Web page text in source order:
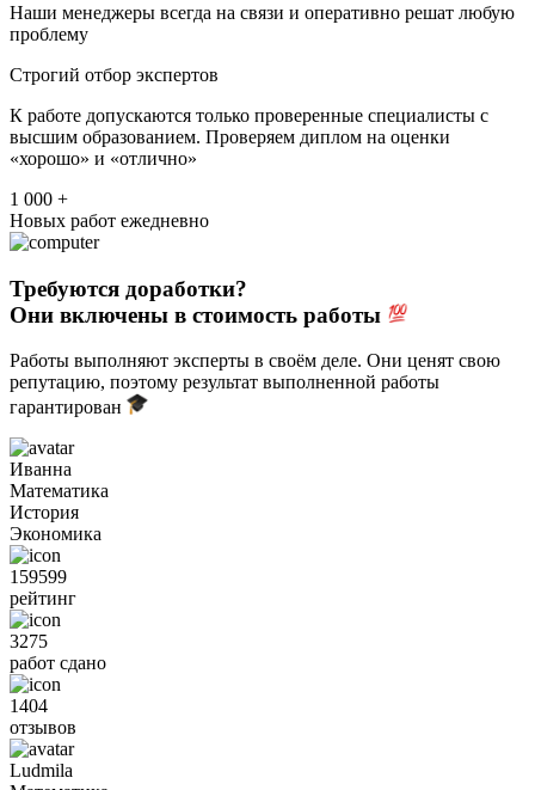
Наши менеджеры всегда на связи и оперативно решат любую
проблему
Строгий отбор экспертов
К работе допускаются только проверенные специалисты с
высшим образованием. Проверяем диплом на оценки
«хорошо» и «отлично»
1 000 +
Новых работ ежедневно
Требуются доработки?
Они включены в стоимость работы
Работы выполняют эксперты в своём деле. Они ценят свою
репутацию, поэтому результат выполненной работы
гарантирован
Иванна
Математика
История
Экономика
159599
рейтинг
3275
работ сдано
1404
отзывов
Ludmila